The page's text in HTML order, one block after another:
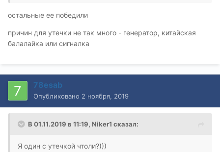
остальные ее победили
причин для утечки не так много - генератор, китайская
балалайка или сигналка
78esab
Опубликовано 2 ноября, 2019
В 01.11.2019 в 11:19, Niker1 сказал:
Я один с утечкой чтоли?)))